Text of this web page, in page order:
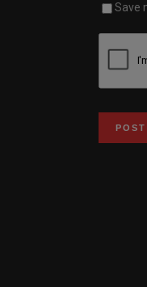
Save